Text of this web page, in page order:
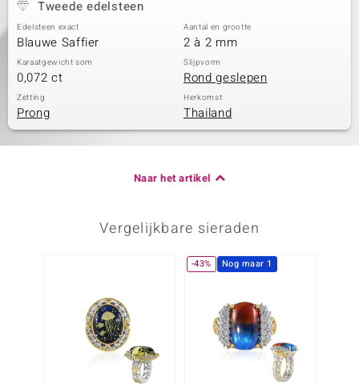
Tweede edelsteen
Edelsteen exact
Blauwe Saffier
Aantal en grootte
2 à 2 mm
Karaatgewicht som
0,072 ct
Slijpvorm
Rond geslepen
Zetting
Prong
Herkomst
Thailand
Naar het artikel
Vergelijkbare sieraden
-43% Nog maar 1